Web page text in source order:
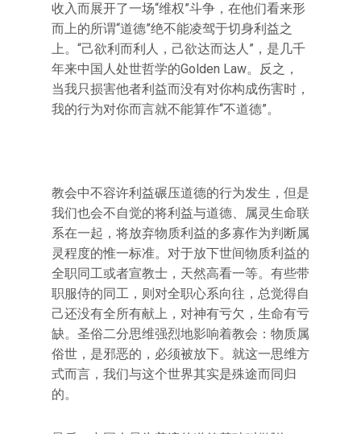
收入而展开了一场“维权”斗争，在他们看来形
而上的所谓“道德”绝不能凌驾于切身利益之
上。“己欲利而利人，己欲达而达人”，是几千
年来中国人处世哲学的Golden Law。反之，
当我只损害他者利益而没有对你构成伤害时，
我的行为对你而言就不能算作“不道德”。
教会中不容许利益碾压道德的行为发生，但是
我们也会不自觉的将利益与道德、属灵生命联
系在一起，将放弃物质利益的多寡作为判断属
灵程度的惟一标准。对于放下世间物质利益的
全职同工或者宣教士，天然高看一等。有些带
职服侍的同工，则对全职心系向往，总觉得自
己还没有全所有献上，对神有亏欠，生命有亏
缺。圣俗二分思维强烈地影响着教会：物质属
俗世，是邪恶的，必须被放下。就这一思维方
式而言，我们与这个世界其实是殊途而同归
的。